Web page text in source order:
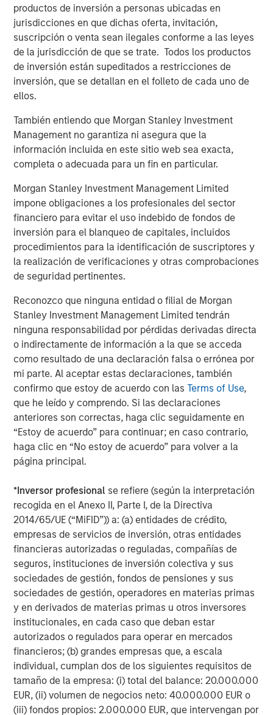
productos de inversión a personas ubicadas en
jurisdicciones en que dichas oferta, invitación,
suscripción o venta sean ilegales conforme a las leyes
de la jurisdicción de que se trate. Todos los productos
de inversión están supeditados a restricciones de
inversión, que se detallan en el folleto de cada uno de
ellos.
También entiendo que Morgan Stanley Investment
Management no garantiza ni asegura que la
información incluida en este sitio web sea exacta,
completa o adecuada para un fin en particular.
Morgan Stanley Investment Management Limited
impone obligaciones a los profesionales del sector
financiero para evitar el uso indebido de fondos de
inversión para el blanqueo de capitales, incluidos
procedimientos para la identificación de suscriptores y
la realización de verificaciones y otras comprobaciones
de seguridad pertinentes.
Reconozco que ninguna entidad o filial de Morgan
Stanley Investment Management Limited tendrán
ninguna responsabilidad por pérdidas derivadas directa
o indirectamente de información a la que se acceda
como resultado de una declaración falsa o errónea por
mi parte. Al aceptar estas declaraciones, también
confirmo que estoy de acuerdo con lasTerms of Use,
que he leído y comprendo. Si las declaraciones
anteriores son correctas, haga clic seguidamente en
“Estoy de acuerdo” para continuar; en caso contrario,
haga clic en “No estoy de acuerdo” para volver a la
página principal.
*Inversor profesional se refiere (según la interpretación
recogida en el Anexo II, Parte I, de la Directiva
2014/65/UE (“MiFID”)) a: (a) entidades de crédito,
empresas de servicios de inversión, otras entidades
financieras autorizadas o reguladas, compañías de
seguros, instituciones de inversión colectiva y sus
sociedades de gestión, fondos de pensiones y sus
sociedades de gestión, operadores en materias primas
y en derivados de materias primas u otros inversores
institucionales, en cada caso que deban estar
autorizados o regulados para operar en mercados
financieros; (b) grandes empresas que, a escala
individual, cumplan dos de los siguientes requisitos de
tamaño de la empresa: (i) total del balance: 20.000.000
EUR, (ii) volumen de negocios neto: 40.000.000 EUR o
(iii) fondos propios: 2.000.000 EUR, que intervengan por
Five fastest declines in energy intensity of carbon
Display 1
Source: The Breakthrough Institute, December 17, 2018.
The global energy system requires redundancy and
reliability that is hard to achieve with renewables alone.
Solar, wind and hydro depend on weather conditions and
seasonal cycles that limit consistent use. While battery
“baseload” energy sources.
Nuclear power is currently the only carbon-free energy
source that can reliably deliver electricity, day or night,
24/7, to critical service providers like hospitals or data
centers, more so than any other energy sources including
solar, wind and natural gas.7
Arguably the biggest misconception about nuclear power
is safety. High-profile accidents like Chernobyl and
Fukushima have amplified long-standing fears around
nuclear. Yet deaths resulting from nuclear energy are
deaths from gas. Radiation exposure from Chernobyl,
the worst nuclear accident in history, caused an
estimated 4,000 premature deaths, according to the
United Nations. While this is an unthinkable tragedy,
researchers have estimated that as many as 4.5 million
people died in a single year (2019) from exposure to air
pollution caused by fossil fuels.
What then explains the general public’s fear of nuclear
power? To start, nuclear accidents seem to have been
seared into the public consciousness. In nearly every
case that a country has shut down nuclear power plants,
“dirty” power has replaced carbon-free electricity.
Nuclear waste is a serious concern, but 90% of nuclear
waste is “low-level” and only 1% radioactive. 12Three
percent of the waste is considered “high-level,” but